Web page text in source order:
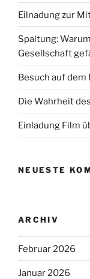
Eilnadung zur
Spaltung:
Gesellschaft
Besuch auf
Die Wahrheit
Einladung Film
NEUESTE
ARCHIV
Februar 2026
Januar 2026